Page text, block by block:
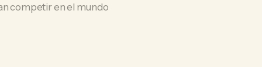
competir en el mundo